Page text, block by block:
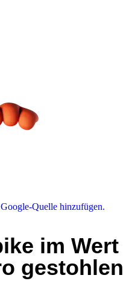
Quelle hinzufügen.
im Wert
gestohlen